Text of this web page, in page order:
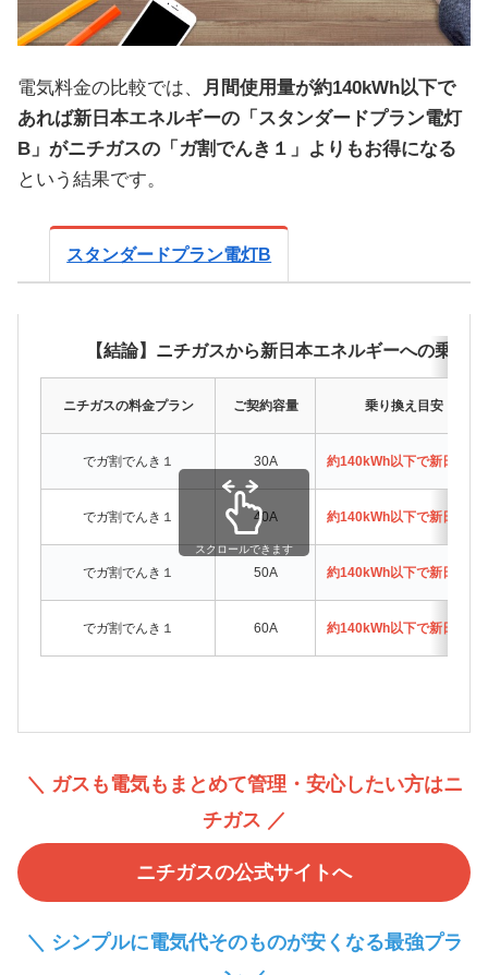
電気料金の比較では、
月間使用量が約140kWh以下で
あれば新日本エネルギーの「スタンダードプラン電灯
B」がニチガスの「ガ割でんき１」よりもお得になる
という結果です。
スタンダードプラン電灯B
【結論】ニチガスから新日本エネルギーへの乗り
ニチガスの料金プラン ご契約容量 乗り換え目安（月間
でガ割でんき１ 30A 約140kWh以下で新日本エ
でガ割でんき１ 40A 約140kWh以下で新日本エ
でガ割でんき１ 50A 約140kWh以下で新日本エ
でガ割でんき１ 60A 約140kWh以下で新日本エ
スクロールできます
＼ ガスも電気もまとめて管理・安心したい方はニ
チガス ／
ニチガスの公式サイトへ
＼ シンプルに電気代そのものが安くなる最強プラ